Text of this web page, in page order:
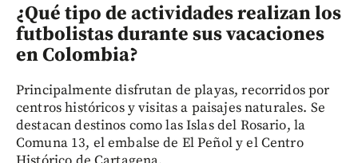
¿Qué tipo de actividades realizan los
futbolistas durante sus vacaciones
en Colombia?
Principalmente disfrutan de playas, recorridos por
centros históricos y visitas a paisajes naturales. Se
destacan destinos como las Islas del Rosario, la
Comuna 13, el embalse de El Peñol y el Centro